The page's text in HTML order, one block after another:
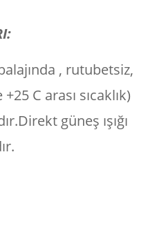
, rutubetsiz,
C arası sıcaklık)
güneş ışığı